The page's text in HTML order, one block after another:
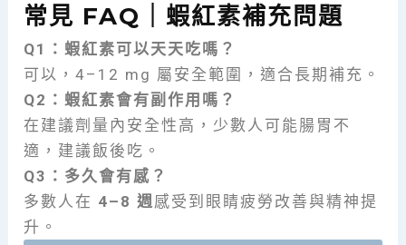
常見 FAQ｜蝦紅素補充問題
Q1：蝦紅素可以天天吃嗎？
可以，4–12 mg 屬安全範圍，適合長期補充。
Q2：蝦紅素會有副作用嗎？
在建議劑量內安全性高，少數人可能腸胃不
適，建議飯後吃。
Q3：多久會有感？
多數人在 4–8 週 感受到眼睛疲勞改善與精神提
升。